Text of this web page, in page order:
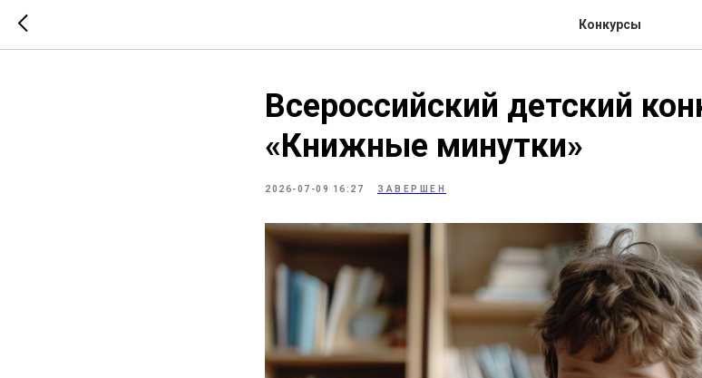
Конкурсы
Всероссийский детский
«Книжные минутки»
2026-07-09 16:27 ЗАВЕРШЕН